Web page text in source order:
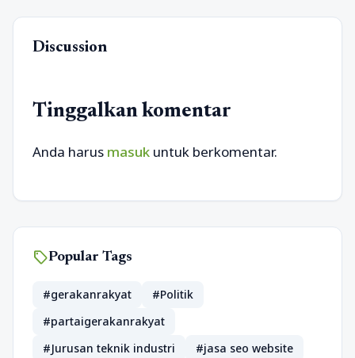
Discussion
Tinggalkan komentar
Anda harus masuk untuk berkomentar.
sellPopular Tags
#gerakanrakyat
#Politik
#partaigerakanrakyat
#Jurusan teknik industri
#jasa seo website